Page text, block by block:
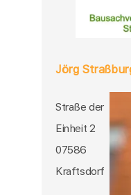
Jörg
Straße der
Einheit 2
07586
Kraftsdorf